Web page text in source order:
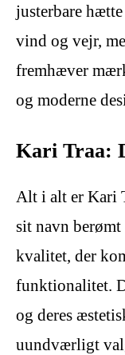
justerbare
vind og vejr,
fremhæver
og moderne
Kari Traa:
Alt i alt er Kari
sit navn
kvalitet, der
funktionalitet.
og deres
uundværligt